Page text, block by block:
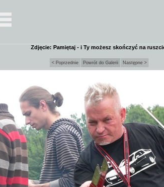
Zdjęcie: Pamiętaj - i Ty możesz skończyć na
< Poprzednie Powrót do Galerii Następne >